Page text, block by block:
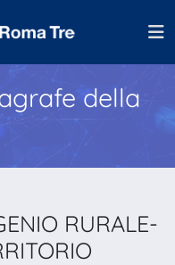
della
RURALE-